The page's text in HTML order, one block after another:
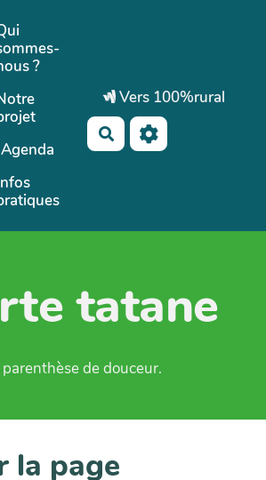
?
Agenda
Vers 100%rural
Rechercher
tatane
de douceur.
la page